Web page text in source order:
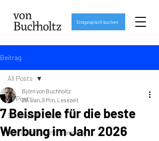
Erstgespräch buchen
Beitrag
All Posts
Strategie & Trends
Agenturwahl und Beratung
All Posts
7 Beispiele für die beste
Werbung im Jahr 2026
Björn von Buchholtz
28. Jan. 9 Min. Lesezeit